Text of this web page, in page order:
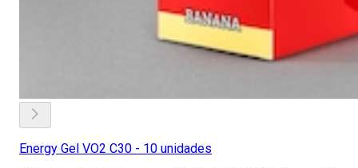
Energy Gel VO2 C30 - 10 unidades